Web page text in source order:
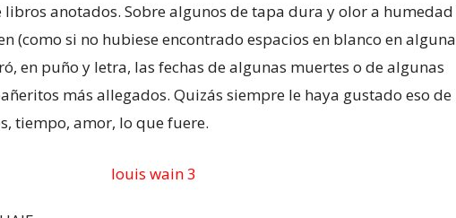
anotados. Sobre algunos de tapa dura y olor a humedad
(como si no hubiese encontrado espacios en blanco en alguna
en puño y letra, las fechas de algunas muertes o de algunas
más allegados. Quizás siempre le haya gustado eso de
tiempo, amor, lo que fuere.